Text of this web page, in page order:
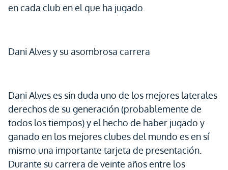
en cada club en el que ha jugado.
Dani Alves y su asombrosa carrera
Dani Alves es sin duda uno de los mejores laterales
derechos de su generación (probablemente de
todos los tiempos) y el hecho de haber jugado y
ganado en los mejores clubes del mundo es en sí
mismo una importante tarjeta de presentación.
Durante su carrera de veinte años entre los